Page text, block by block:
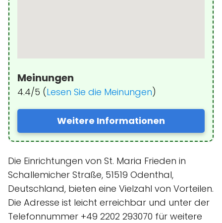
Meinungen
4.4/5 (Lesen Sie die Meinungen)
Weitere Informationen
Die Einrichtungen von St. Maria Frieden in
Schallemicher Straße, 51519 Odenthal,
Deutschland, bieten eine Vielzahl von Vorteilen.
Die Adresse ist leicht erreichbar und unter der
Telefonnummer +49 2202 293070 für weitere